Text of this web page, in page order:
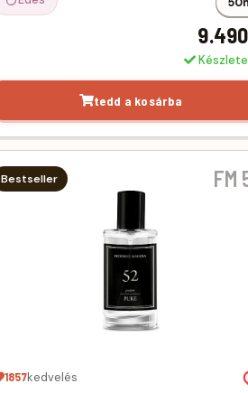
tedd a kosárba
Bestseller FM
1857kedvelés